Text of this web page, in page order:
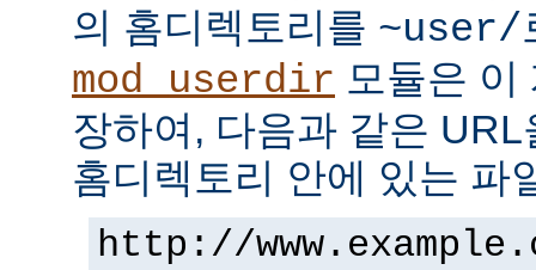
의 홈디렉토리를 ~user/
mod_userdir 모듈은
장하여, 다음과 같은
홈디렉토리 안에 있는 파
http://